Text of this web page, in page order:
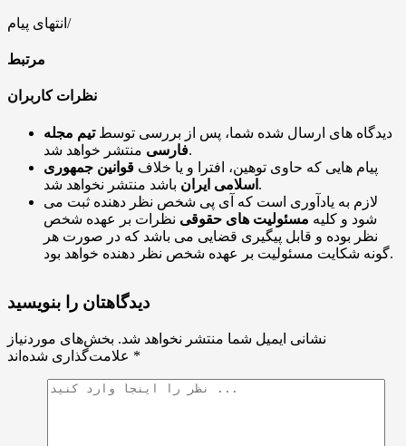
انتهای پیام/
مرتبط
نظرات کاربران
دیدگاه های ارسال شده شما، پس از بررسی توسطتیم مجله
فارسیمنتشر خواهد شد.
پیام هایی که حاوی توهین، افترا و یا خلاف قوانین جمهوری
اسلامی ایران باشد منتشر نخواهد شد.
لازم به یادآوری است که آی پی شخص نظر دهنده ثبت می
شود و کلیه مسئولیت های حقوقی نظرات بر عهده شخص
نظر بوده و قابل پیگیری قضایی می باشد که در صورت هر
گونه شکایت مسئولیت بر عهده شخص نظر دهنده خواهد بود.
دیدگاهتان را بنویسید
نشانی ایمیل شما منتشر نخواهد شد. بخش‌های موردنیاز
*